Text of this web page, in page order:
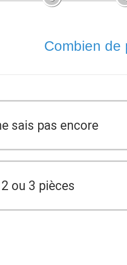
Combien de
sais pas encore
2 ou 3 pièces